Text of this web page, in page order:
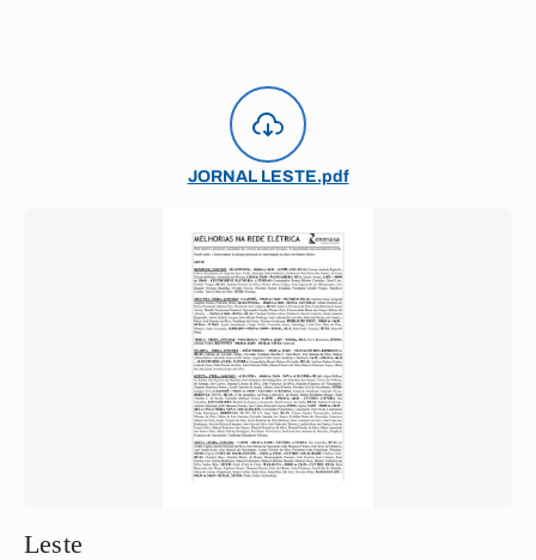
JORNAL LESTE.pdf
Leste